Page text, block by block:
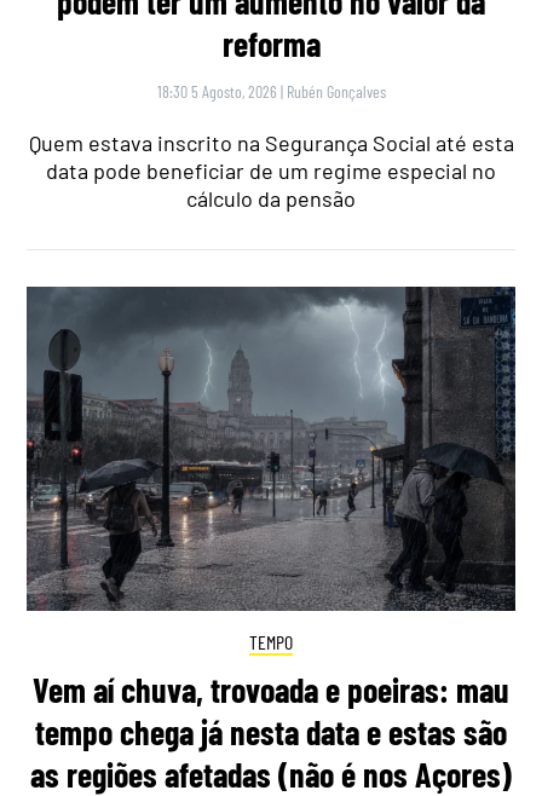
reforma
18:30 5 Agosto, 2026 | Rubén Gonçalves
Quem estava inscrito na Segurança Social até esta
data pode beneficiar de um regime especial no
cálculo da pensão
TEMPO
Vem aí chuva, trovoada e poeiras: mau
tempo chega já nesta data e estas são
as regiões afetadas (não é nos Açores)